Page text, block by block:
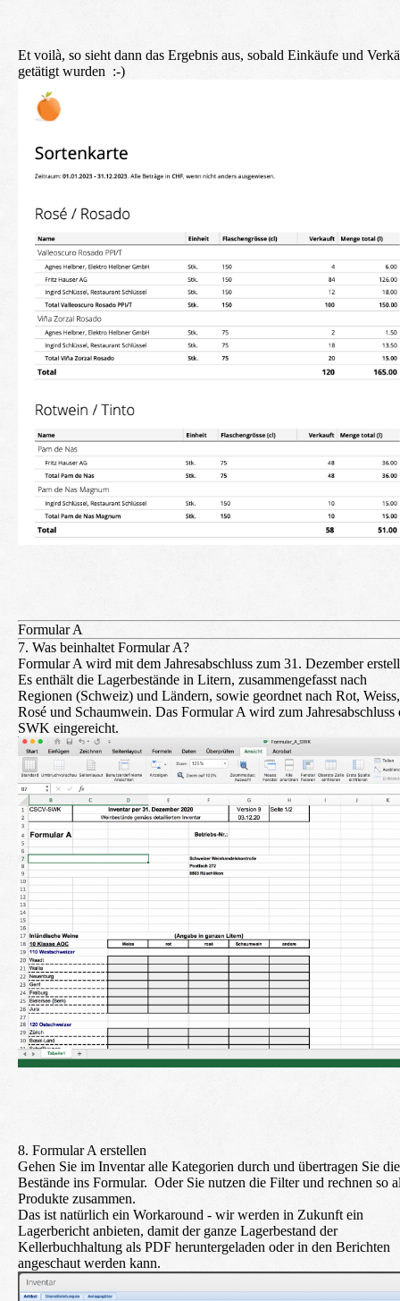
Et voilà, so sieht dann das Ergebnis aus, sobald Einkäufe und
getätigt wurden :-)
Formular A
7. Was beinhaltet Formular A?
Formular A wird mit dem Jahresabschluss zum 31. Dezember
Es enthält die Lagerbestände in Litern, zusammengefasst nach
Regionen (Schweiz) und Ländern, sowie geordnet nach Rot, Weiss,
Rosé und Schaumwein. Das Formular A wird zum Jahresabschluss
SWK eingereicht.
8. Formular A erstellen
Gehen Sie im Inventar alle Kategorien durch und übertragen Sie die
Bestände ins Formular. Oder Sie nutzen die Filter und rechnen so
Produkte zusammen.
Das ist natürlich ein Workaround - wir werden in Zukunft ein
Lagerbericht anbieten, damit der ganze Lagerbestand der
Kellerbuchhaltung als PDF heruntergeladen oder in den Berichten
angeschaut werden kann.